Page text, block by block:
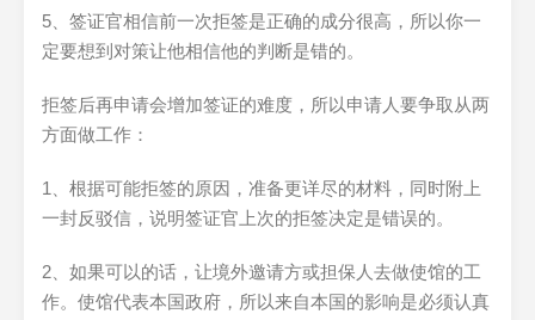
5、签证官相信前一次拒签是正确的成分很高，所以你一
定要想到对策让他相信他的判断是错的。
拒签后再申请会增加签证的难度，所以申请人要争取从两
方面做工作：
1、根据可能拒签的原因，准备更详尽的材料，同时附上
一封反驳信，说明签证官上次的拒签决定是错误的。
2、如果可以的话，让境外邀请方或担保人去做使馆的工
作。使馆代表本国政府，所以来自本国的影响是必须认真